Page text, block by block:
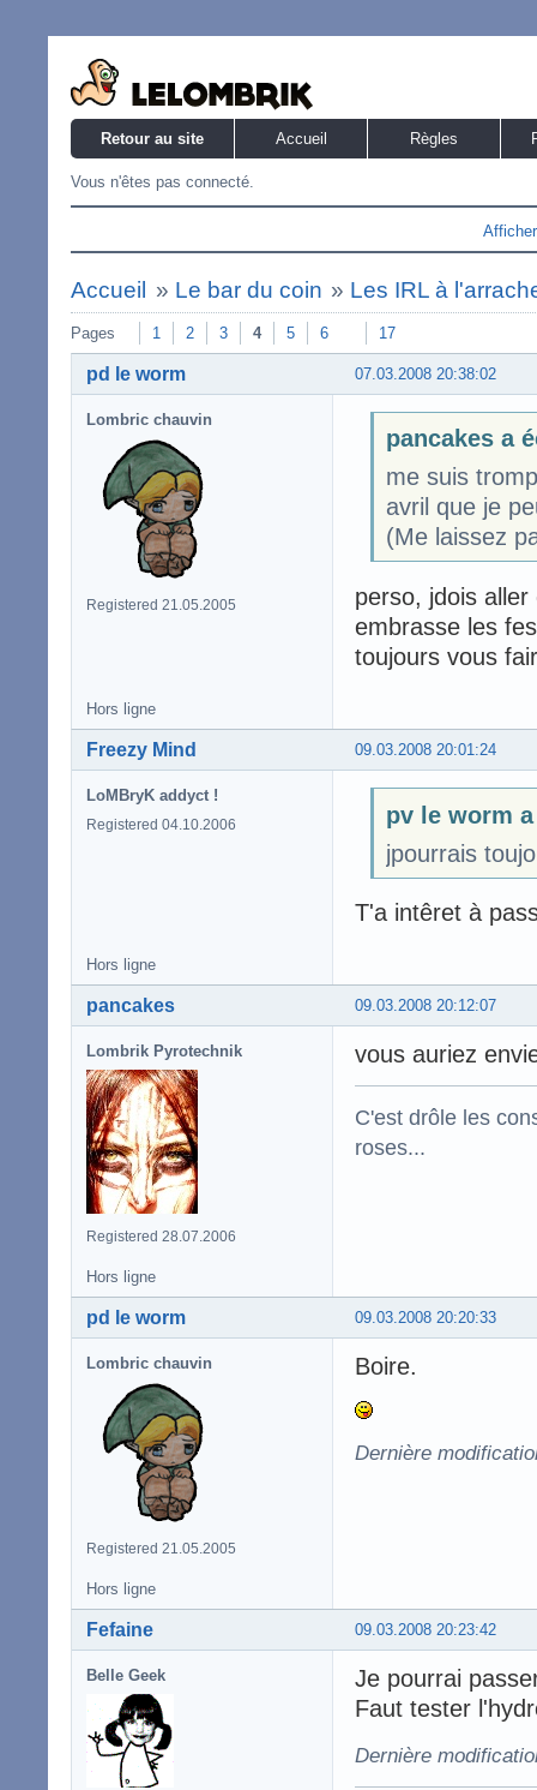
Retour au site Accueil Règles
Vous n'êtes pas connecté.
Accueil » Le bar du coin » Les IRL à
Pages 1 2 3 4 5 6 17
07.03.2008 20:38:02
pd le worm
Lombric chauvin
Registered 21.05.2005
pancakes a
me suis
avril que je
(Me laissez
perso, jdois
embrasse les
toujours vous
Hors ligne
09.03.2008 20:01:24
Freezy Mind
LoMBryK addyct !
Registered 04.10.2006
pv le worm
jpourrais
T'a intêret à
Hors ligne
09.03.2008 20:12:07
pancakes
Lombrik Pyrotechnik
Registered 28.07.2006
vous auriez
C'est drôle les
roses...
Hors ligne
09.03.2008 20:20:33
pd le worm
Lombric chauvin
Registered 21.05.2005
Boire.
Dernière
Hors ligne
09.03.2008 20:23:42
Fefaine
Belle Geek
Je pourrai
Faut tester
Dernière